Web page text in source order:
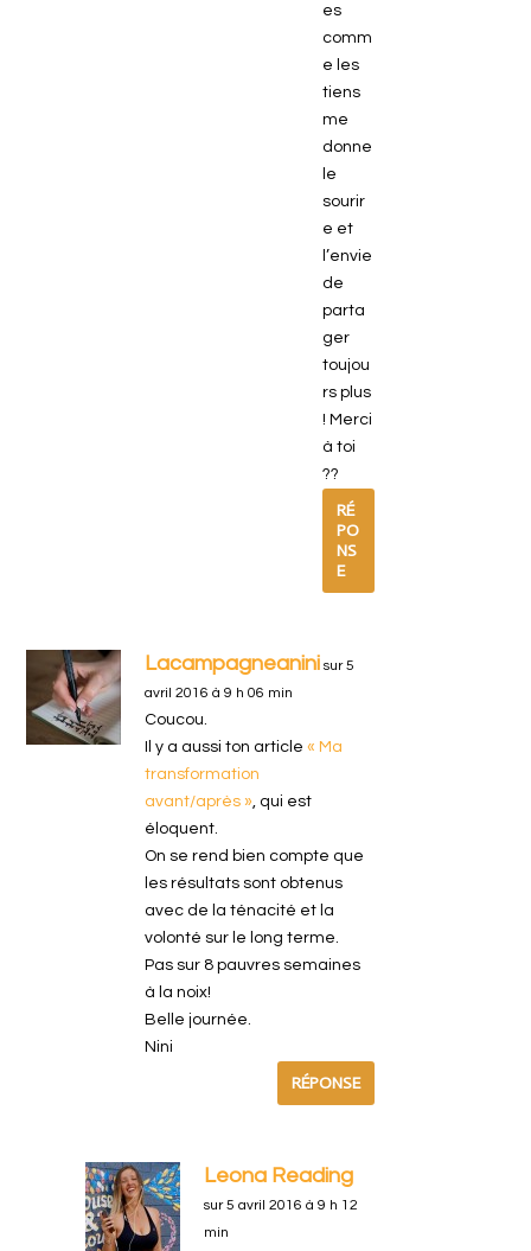
es
comm
e les
tiens
me
donne
le
sourir
e et
l’envie
de
parta
ger
toujou
rs plus
! Merci
à toi
??
RÉ
PO
NS
E
Lacampagneanini sur 5
avril 2016 à 9 h 06 min
Coucou.
Il y a aussi ton article« Ma
transformation
avant/après » , qui est
éloquent.
On se rend bien compte que
les résultats sont obtenus
avec de la ténacité et la
volonté sur le long terme.
Pas sur 8 pauvres semaines
à la noix!
Belle journée.
Nini
RÉPONSE
Leona Reading
sur 5 avril 2016 à 9 h 12
min